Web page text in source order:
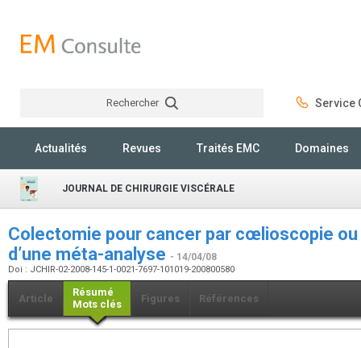
Rechercher Service
Actualités Revues Traités EMC Domaines
JOURNAL DE CHIRURGIE VISCÉRALE
Colectomie pour cancer par cœlioscopie
d’une méta-analyse - 14/04/08
Doi : JCHIR-02-2008-145-1-0021-7697-101019-200800580
Article
Résumé
Mots clés
Figures Références